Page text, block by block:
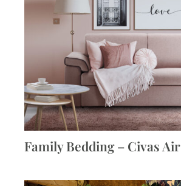
Family Bedding – Civas Air